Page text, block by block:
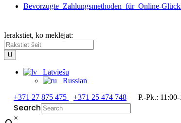
Bevorzugte_Zahlungsmethoden_für_Online-
Ierakstiet, ko meklējat:
Latviešu
Russian
+371 27 875 475
+371 25 474 748 P.-Pk.:
Search
×